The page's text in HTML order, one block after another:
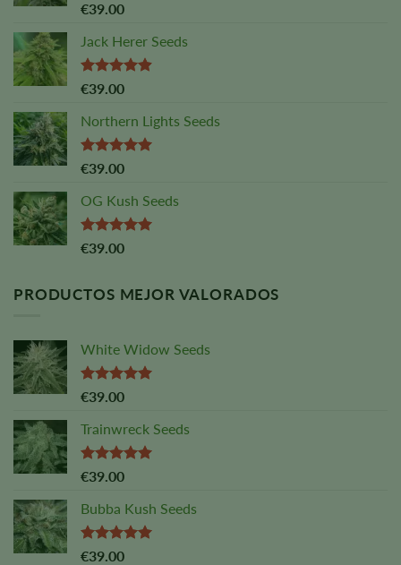
Valorado
sobre 5
€39.00
Jack Herer Seeds
Valoración:
5
€39.00
Northern Lights Seeds
Valorado
sobre 5
€39.00
OG Kush Seeds
Valorado
€39.00
PRODUCTOS MEJOR VALORADOS
White Widow Seeds
Valorado
sobre 5
€39.00
Trainwreck Seeds
Valorado
sobre 5
€39.00
Bubba Kush Seeds
Valorado
€39.00